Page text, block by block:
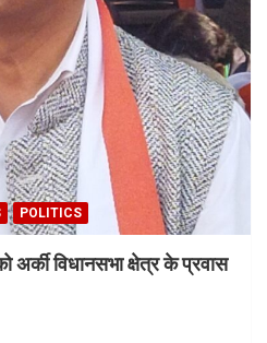
POLITICS
विधानसभा क्षेत्र के प्रवास